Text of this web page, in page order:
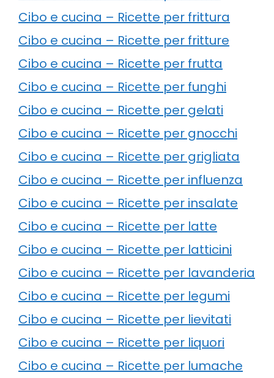
Cibo e cucina – Ricette per frittura
Cibo e cucina – Ricette per fritture
Cibo e cucina – Ricette per frutta
Cibo e cucina – Ricette per funghi
Cibo e cucina – Ricette per gelati
Cibo e cucina – Ricette per gnocchi
Cibo e cucina – Ricette per grigliata
Cibo e cucina – Ricette per influenza
Cibo e cucina – Ricette per insalate
Cibo e cucina – Ricette per latte
Cibo e cucina – Ricette per latticini
Cibo e cucina – Ricette per lavanderia
Cibo e cucina – Ricette per legumi
Cibo e cucina – Ricette per lievitati
Cibo e cucina – Ricette per liquori
Cibo e cucina – Ricette per lumache